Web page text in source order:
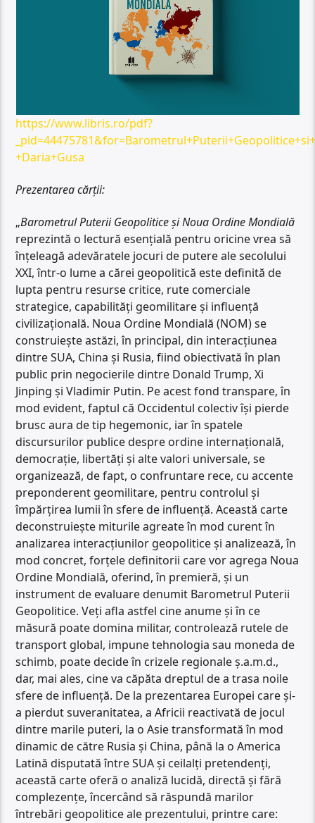
https://www.libris.ro/pdf?
+Daria+Gusa
Prezentarea cărții:
„Barometrul Puterii Geopolitice și Noua Ordine Mondială
reprezintă o lectură esențială pentru oricine vrea să
înțeleagă adevăratele jocuri de putere ale secolului
XXI, într-o lume a cărei geopolitică este definită de
lupta pentru resurse critice, rute comerciale
strategice, capabilități geomilitare și influență
civilizațională. Noua Ordine Mondială (NOM) se
construiește astăzi, în principal, din interacțiunea
dintre SUA, China și Rusia, fiind obiectivată în plan
public prin negocierile dintre Donald Trump, Xi
Jinping și Vladimir Putin. Pe acest fond transpare, în
mod evident, faptul că Occidentul colectiv își pierde
brusc aura de tip hegemonic, iar în spatele
discursurilor publice despre ordine internațională,
democrație, libertăți și alte valori universale, se
organizează, de fapt, o confruntare rece, cu accente
preponderent geomilitare, pentru controlul și
împărțirea lumii în sfere de influență. Această carte
deconstruiește miturile agreate în mod curent în
analizarea interacțiunilor geopolitice și analizează, în
mod concret, forțele definitorii care vor agrega Noua
Ordine Mondială, oferind, în premieră, și un
instrument de evaluare denumit Barometrul Puterii
Geopolitice. Veți afla astfel cine anume și în ce
măsură poate domina militar, controlează rutele de
transport global, impune tehnologia sau moneda de
schimb, poate decide în crizele regionale ș.a.m.d.,
dar, mai ales, cine va căpăta dreptul de a trasa noile
sfere de influență. De la prezentarea Europei care și-
a pierdut suveranitatea, a Africii reactivată de jocul
dintre marile puteri, la o Asie transformată în mod
dinamic de către Rusia și China, până la o America
Latină disputată între SUA și ceilalți pretendenți,
această carte oferă o analiză lucidă, directă și fără
complezențe, încercând să răspundă marilor
întrebări geopolitice ale prezentului, printre care: